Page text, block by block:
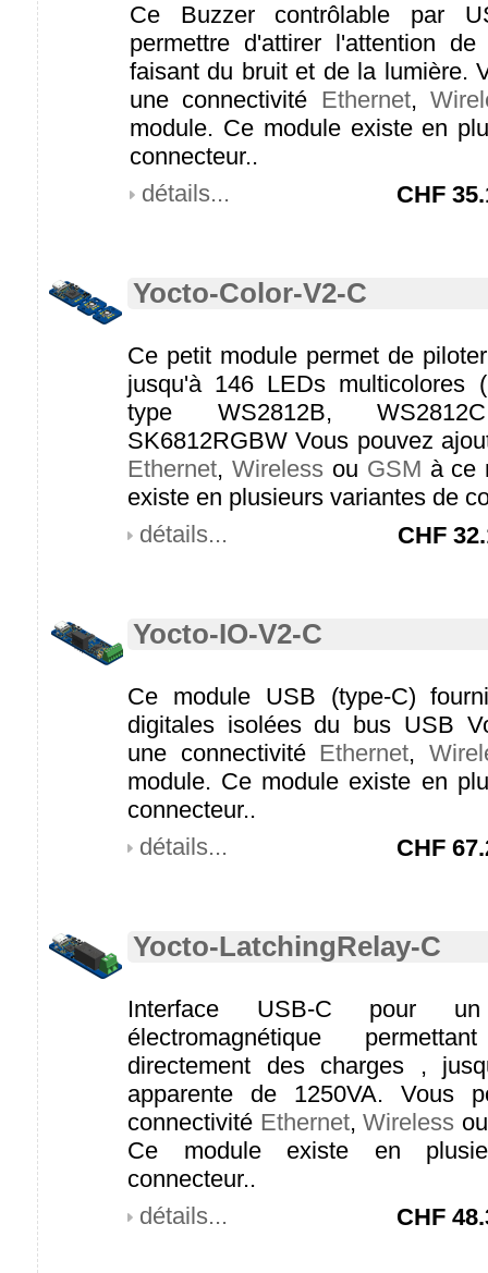
Ce Buzzer contrôlable par
permettre d'attirer l'attention
faisant du bruit et de la lumière.
une connectivité Ethernet,
module. Ce module existe en
connecteur..
détails...
CHF
Yocto-Color-V2-C
Ce petit module permet de
jusqu'à 146 LEDs multicolores
type WS2812B,
SK6812RGBW Vous pouvez
Ethernet, Wirelessou GSM à ce
existe en plusieurs variantes de
détails...
CHF
Yocto-IO-V2-C
Ce module USB (type-C)
digitales isolées du bus USB
une connectivité Ethernet,
module. Ce module existe en
connecteur..
détails...
CHF
Yocto-LatchingRelay-C
Interface USB-C pour
électromagnétique
directement des charges ,
apparente de 1250VA. Vous
connectivité Ethernet,Wireless
Ce module existe en
connecteur..
détails...
CHF